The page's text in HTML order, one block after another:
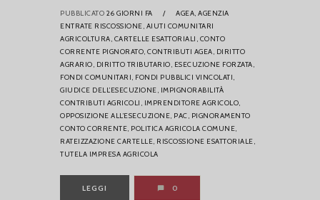
PUBBLICATO 26 GIORNI FA / AGEA, AGENZIA
ENTRATE RISCOSSIONE, AIUTI COMUNITARI
AGRICOLTURA, CARTELLE ESATTORIALI, CONTO
CORRENTE PIGNORATO, CONTRIBUTI AGEA, DIRITTO
AGRARIO, DIRITTO TRIBUTARIO, ESECUZIONE FORZATA,
FONDI COMUNITARI, FONDI PUBBLICI VINCOLATI,
GIUDICE DELL’ESECUZIONE, IMPIGNORABILITÀ
CONTRIBUTI AGRICOLI, IMPRENDITORE AGRICOLO,
OPPOSIZIONE ALL’ESECUZIONE, PAC, PIGNORAMENTO
CONTO CORRENTE, POLITICA AGRICOLA COMUNE,
RATEIZZAZIONE CARTELLE, RISCOSSIONE ESATTORIALE,
TUTELA IMPRESA AGRICOLA
LEGGI 0